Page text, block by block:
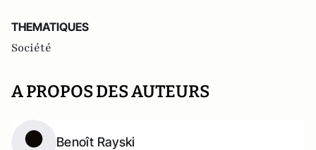
THEMATIQUES
Société
A PROPOS DES AUTEURS
Benoît Rayski